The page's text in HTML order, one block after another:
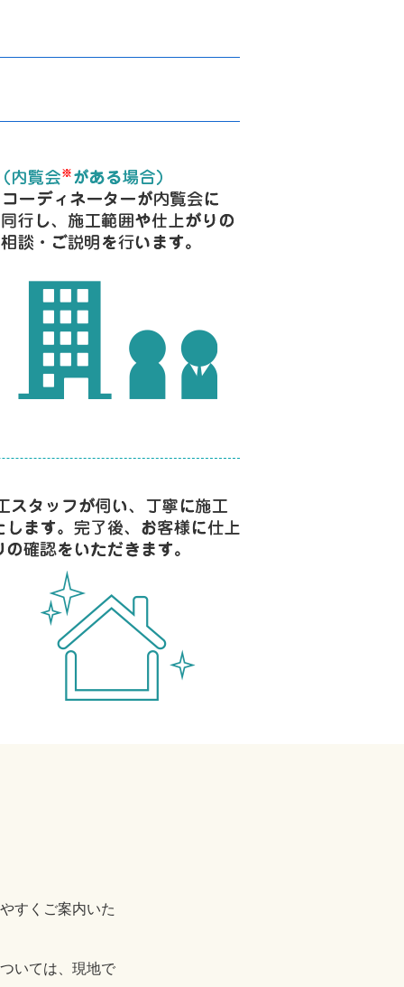
すくご案内いた
いては、現地で